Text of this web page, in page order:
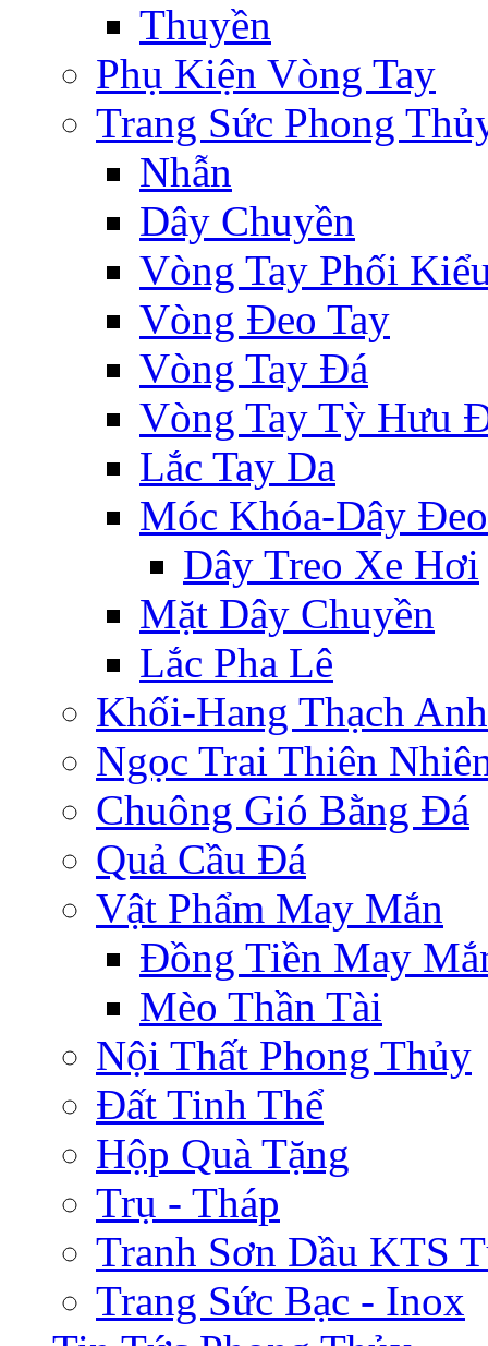
Thuyền
Phụ Kiện Vòng Tay
Trang Sức Phong
Nhẫn
Dây Chuyền
Vòng Tay Phối
Vòng Đeo Tay
Vòng Tay Đá
Vòng Tay Tỳ Hưu
Lắc Tay Da
Móc Khóa-Dây Đeo
Dây Treo Xe Hơi
Mặt Dây Chuyền
Lắc Pha Lê
Khối-Hang Thạch Anh
Ngọc Trai Thiên
Chuông Gió Bằng Đá
Quả Cầu Đá
Vật Phẩm May Mắn
Đồng Tiền May
Mèo Thần Tài
Nội Thất Phong Thủy
Đất Tinh Thể
Hộp Quà Tặng
Trụ - Tháp
Tranh Sơn Dầu KTS
Trang Sức Bạc - Inox